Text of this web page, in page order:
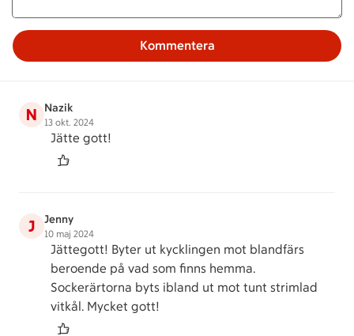
Kommentera
N Nazik
13 okt. 2024
Jätte gott!
J Jenny
10 maj 2024
Jättegott! Byter ut kycklingen mot blandfärs
beroende på vad som finns hemma.
Sockerärtorna byts ibland ut mot tunt strimlad
vitkål. Mycket gott!